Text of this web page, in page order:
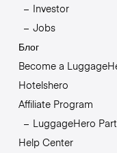
Investor
Jobs
Блог
Become a
Hotelshero
Affiliate Program
LuggageHero
Help Center